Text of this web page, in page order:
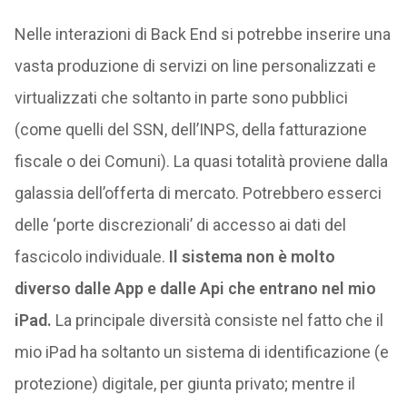
Nelle interazioni di Back End si potrebbe inserire una
vasta produzione di servizi on line personalizzati e
virtualizzati che soltanto in parte sono pubblici
(come quelli del SSN, dell’INPS, della fatturazione
fiscale o dei Comuni). La quasi totalità proviene dalla
galassia dell’offerta di mercato. Potrebbero esserci
delle ‘porte discrezionali’ di accesso ai dati del
fascicolo individuale. Il sistema non è molto
diverso dalle App e dalle Api che entrano nel mio
iPad. La principale diversità consiste nel fatto che il
mio iPad ha soltanto un sistema di identificazione (e
protezione) digitale, per giunta privato; mentre il